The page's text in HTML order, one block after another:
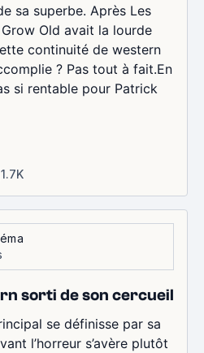
sa superbe. Après Les
Old avait la lourde
continuité de western
? Pas tout à fait.En
si rentable pour Patrick
1.7K
sorti de son cercueil
se définisse par sa
l’horreur s’avère plutôt